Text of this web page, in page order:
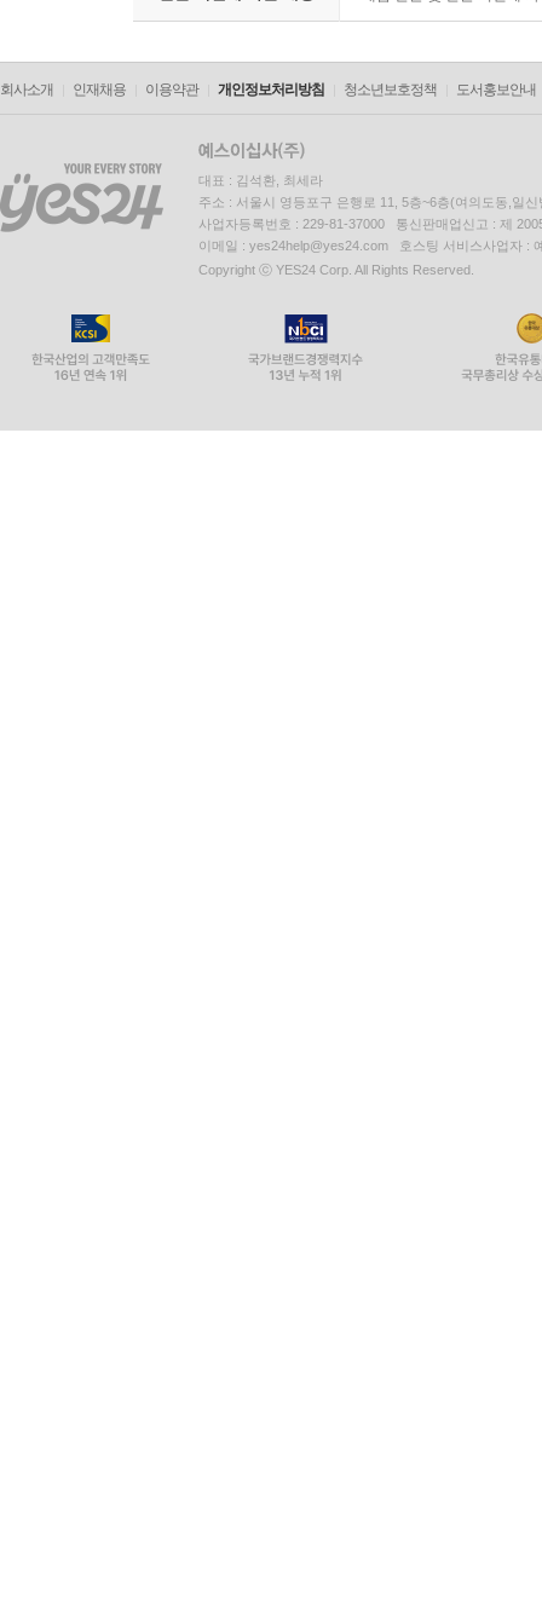
회사소개 인재채용 이용약관 개인정보처리방침 청소년보호정책 도서홍보안내
대표 : 김석환, 최세라
주소 : 서울시 영등포구 은행로 11, 5층~6층(여의도동,일신
사업자등록번호 : 229-81-37000 통신판매업신고 : 제
이메일 : yes24help@yes24.com 호스팅 서비스사업자 :
Copyright ⓒ YES24 Corp. All Rights Reserved.